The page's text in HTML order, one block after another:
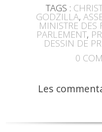
TAGS :
GODZILLA,
MINISTRE DES
PARLEMENT,
DESSIN DE
0
Les